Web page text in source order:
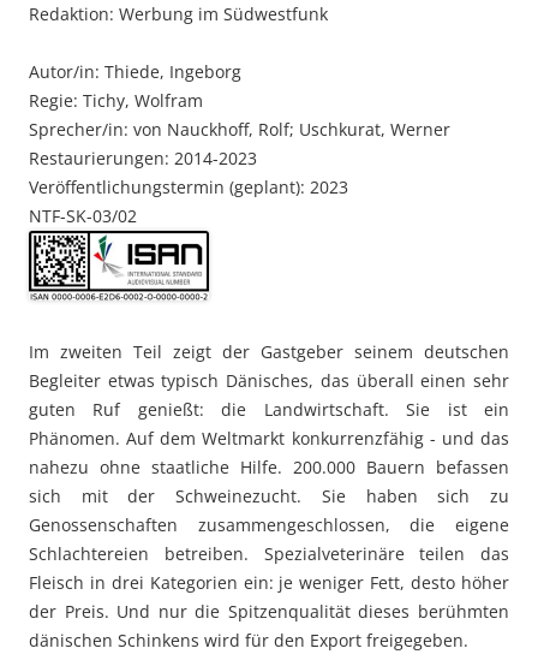
Redaktion: Werbung im Südwestfunk
Autor/in: Thiede, Ingeborg
Regie: Tichy, Wolfram
Sprecher/in: von Nauckhoff, Rolf; Uschkurat, Werner
Restaurierungen: 2014-2023
Veröffentlichungstermin (geplant): 2023
NTF-SK-03/02
Im zweiten Teil zeigt der Gastgeber seinem deutschen
Begleiter etwas typisch Dänisches, das überall einen sehr
guten Ruf genießt: die Landwirtschaft. Sie ist ein
Phänomen. Auf dem Weltmarkt konkurrenzfähig - und das
nahezu ohne staatliche Hilfe. 200.000 Bauern befassen
sich mit der Schweinezucht. Sie haben sich zu
Genossenschaften zusammengeschlossen, die eigene
Schlachtereien betreiben. Spezialveterinäre teilen das
Fleisch in drei Kategorien ein: je weniger Fett, desto höher
der Preis. Und nur die Spitzenqualität dieses berühmten
dänischen Schinkens wird für den Export freigegeben.